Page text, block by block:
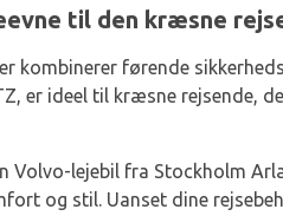
til den kræsne
kombinerer førende
er ideel til kræsne rejsende,
Volvo-lejebil fra Stockholm
og stil. Uanset dine